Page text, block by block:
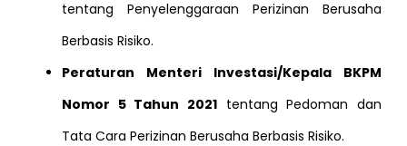
tentang Penyelenggaraan Perizinan Berusaha
Berbasis Risiko.
Peraturan Menteri Investasi/Kepala BKPM
Nomor 5 Tahun 2021 tentang Pedoman dan
Tata Cara Perizinan Berusaha Berbasis Risiko.